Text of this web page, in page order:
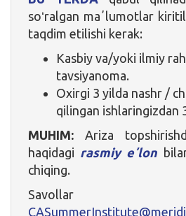
soʻralgan maʼlumotlar
taqdim etilishi kerak:
Kasbiy va/yoki ilmiy
tavsiyanoma.
Oxirgi 3 yilda nashr /
qilingan ishlaringizdan
MUHIM: Ariza
haqidagi rasmiy eʼlon
chiqing.
Savollar